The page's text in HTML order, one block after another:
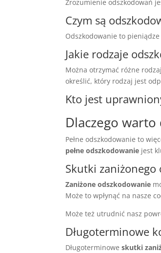
Zrozumienie odszkodowań
Czym są
Odszkodowanie to
Jakie rodzaje
Można otrzymać różne
określić, który rodzaj jest
Kto jest
Dlaczego warto
Pełne odszkodowanie to
pełne odszkodowanie jest
Skutki zaniżonego
Zaniżone odszkodowanie
Może to wpłynąć na nasze
Może też utrudnić nasz
Długoterminowe
Długoterminoweskutki